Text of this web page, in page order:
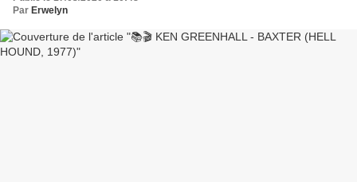
Par Erwelyn